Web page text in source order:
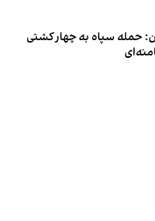
حمله سپاه به چهار کشتی